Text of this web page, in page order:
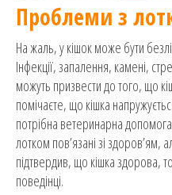
Проблеми з
На жаль, у кішок може бути
Інфекції, запалення, камені,
можуть призвести до того, що
помічаєте, що кішка
потрібна ветеринарна
лотком пов’язані зі
підтвердив, що кішка здорова,
поведінці.